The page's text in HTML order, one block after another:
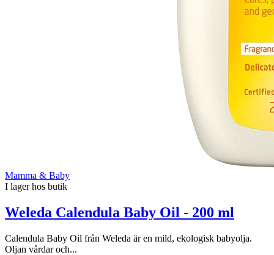
Mamma & Baby
I lager hos butik
Weleda Calendula Baby Oil - 200 ml
Calendula Baby Oil från Weleda är en mild, ekologisk babyolja.
Oljan vårdar och...